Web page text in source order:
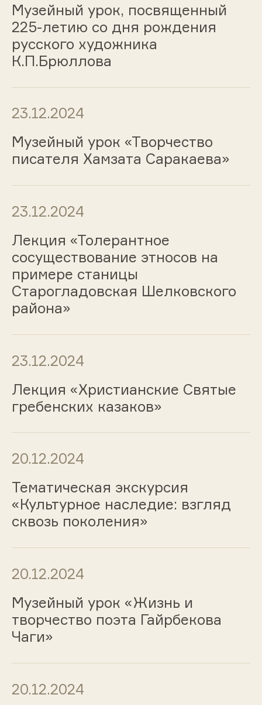
Музейный урок, посвященный
225-летию со дня рождения
русского художника
К.П.Брюллова
23.12.2024
Музейный урок «Творчество
писателя Хамзата Саракаева»
23.12.2024
Лекция «Толерантное
сосуществование этносов на
примере станицы
Старогладовская Шелковского
района»
23.12.2024
Лекция «Христианские Святые
гребенских казаков»
20.12.2024
Тематическая экскурсия
«Культурное наследие: взгляд
сквозь поколения»
20.12.2024
Музейный урок «Жизнь и
творчество поэта Гайрбекова
Чаги»
20.12.2024